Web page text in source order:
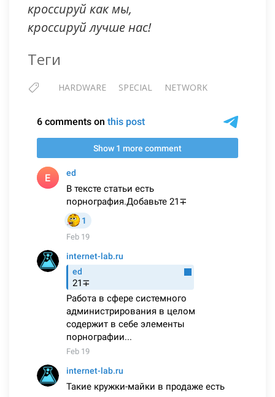
кроссируй как мы,
кроссируй лучше нас!
Теги
HARDWARE SPECIAL NETWORK